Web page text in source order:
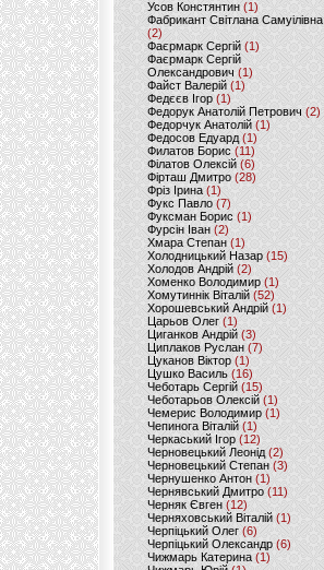
Усов Констянтин(1)
Фабрикант Світлана Самуілівна
(2)
Фаєрмарк Сергій(1)
Фаєрмарк Сергій
Олександрович (1)
Файст Валерій(1)
Федєєв Ігор (1)
Федорук Анатолій Петрович (2)
Федорчук Анатолій (1)
Федосов Едуард (1)
Филатов Борис (11)
Філатов Олексій (6)
Фірташ Дмитро (28)
Фріз Ірина (1)
Фукс Павло (7)
Фуксман Борис (1)
Фурсін Іван (2)
Хмара Степан(1)
Холодницький Назар(15)
Холодов Андрій (2)
Хоменко Володимир (1)
Хомутиннік Віталій (52)
Хорошевський Андрій (1)
Царьов Олег (1)
Циганков Андрій (3)
Циплаков Руслан(7)
Цуканов Віктор (1)
Цушко Василь (16)
Чеботарь Сергій (15)
Чеботарьов Олексій (1)
Чемерис Володимир (1)
Чепинога Віталій (1)
Черкаський Ігор (12)
Черновецький Леонід(2)
Черновецький Степан (3)
Чернушенко Антон (1)
Чернявський Дмитро(11)
Черняк Євген(12)
Черняховський Віталій (1)
Черпіцький Олег (6)
Черпіцький Олександр (6)
Чижмарь Катерина (1)